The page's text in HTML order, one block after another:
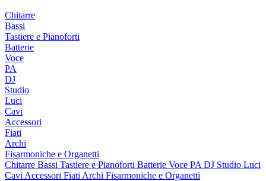
Chitarre
Bassi
Tastiere e Pianoforti
Batterie
Voce
PA
DJ
Studio
Luci
Cavi
Accessori
Fiati
Archi
Fisarmoniche e Organetti
Chitarre Bassi Tastiere e Pianoforti Batterie Voce PA DJ Studio Luci
Cavi Accessori Fiati Archi Fisarmoniche e Organetti